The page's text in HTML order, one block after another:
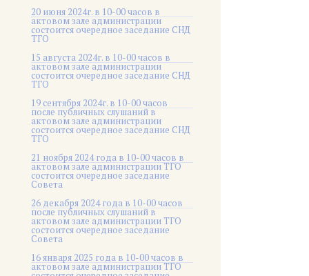
20 июня 2024г. в 10-00 часов в
актовом зале администрации
состоится очередное заседание СНД
ТГО
15 августа 2024г. в 10-00 часов в
актовом зале администрации
состоится очередное заседание СНД
ТГО
19 сентября 2024г. в 10-00 часов
после публичных слушаний в
актовом зале администрации
состоится очередное заседание СНД
ТГО
21 ноября 2024 года в 10-00 часов в
актовом зале администрации ТГО
состоится очередное заседание
Совета
26 декабря 2024 года в 10-00 часов
после публичных слушаний в
актовом зале администрации ТГО
состоится очередное заседание
Совета
16 января 2025 года в 10-00 часов в
актовом зале администрации ТГО